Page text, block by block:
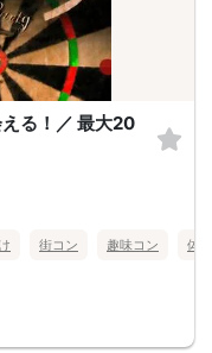
る！／ 最大20
街コン 趣味コン 体